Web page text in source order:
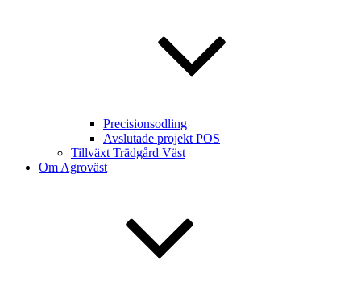
Precisionsodling
Avslutade projekt POS
Tillväxt Trädgård Väst
Om Agroväst